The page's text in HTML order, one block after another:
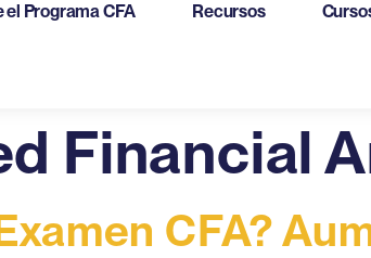
el Programa CFA Recursos
Financial
CFA?